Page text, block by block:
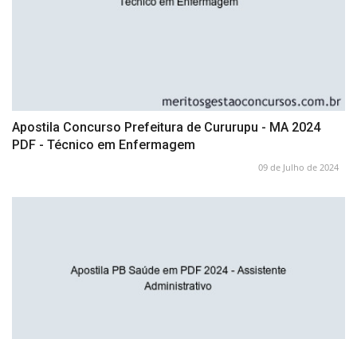
Apostila Concurso Prefeitura de Cururupu - MA 2024
PDF - Técnico em Enfermagem
09 de Julho de 2024